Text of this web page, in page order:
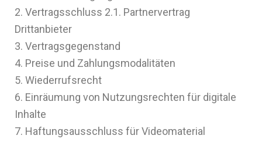
2. Vertragsschluss 2.1. Partnervertrag
Drittanbieter
3. Vertragsgegenstand
4. Preise und Zahlungsmodalitäten
5. Wiederrufsrecht
6. Einräumung von Nutzungsrechten für digitale
Inhalte
7. Haftungsausschluss für Videomaterial